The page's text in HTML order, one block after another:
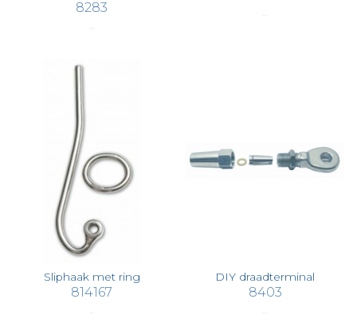
8283
Sliphaak met ring
814167
DIY draadterminal
8403